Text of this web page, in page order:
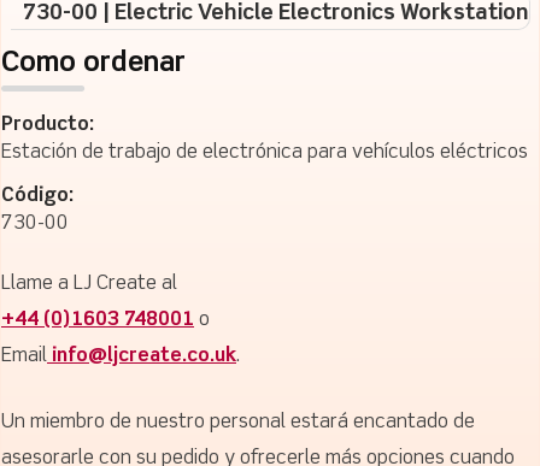
730-00 | Electric Vehicle Electronics Workstation
Como ordenar
Producto:
Estación de trabajo de electrónica para vehículos eléctricos
Código:
730-00
Llame a LJ Create al
+44 (0)1603 748001 o
Email info@ljcreate.co.uk.
Un miembro de nuestro personal estará encantado de
asesorarle con su pedido y ofrecerle más opciones cuando